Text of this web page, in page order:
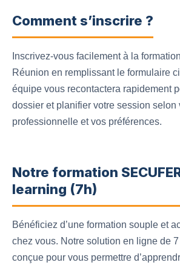
Comment s’inscrire ?
Inscrivez-vous facilement à la
Réunion en remplissant le formulaire
équipe vous recontactera rapidement
dossier et planifier votre session selon
professionnelle et vos préférences.
Notre formation
learning (7h)
Bénéficiez d’une formation souple et
chez vous. Notre solution en ligne de
conçue pour vous permettre